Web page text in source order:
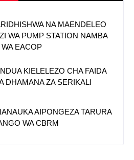
NA MAENDELEO
WA PUMP STATION NAMBA
EACOP
KIELELEZO CHA FAIDA
DHAMANA ZA SERIKALI
AIPONGEZA TARURA
WA CBRM